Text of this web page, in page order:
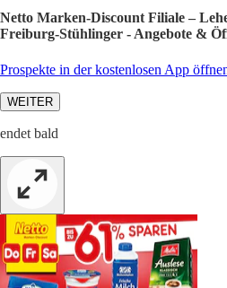
Netto Marken-Discount Filiale –
Freiburg-Stühlinger - Angebote &
Prospekte in der kostenlosen App
WEITER
endet bald